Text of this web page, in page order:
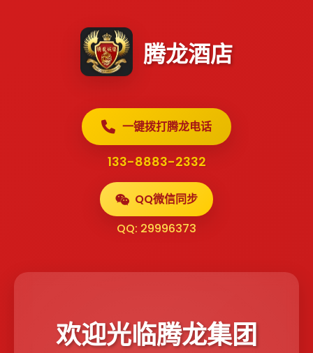
腾龙酒店
一键拨打腾龙电话
133-8883-2332
QQ微信同步
QQ: 29996373
欢迎光临腾龙集团